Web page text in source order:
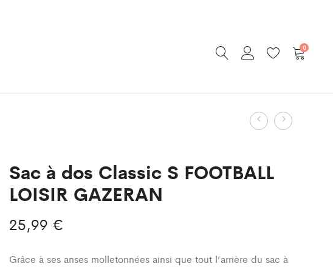
0
Product
Sac
LOISIR
Doudoune
Sac à dos Classic S FOOTBALL
LOISIR GAZERAN
25,99 €
Grâce à ses anses molletonnées ainsi que tout l’arrière du sac à